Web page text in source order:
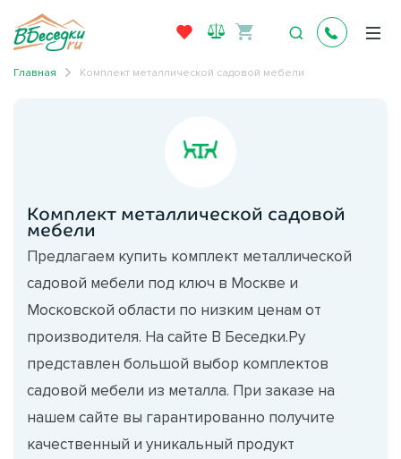
Главная Комплект металлической садовой мебели
Комплект металлической садовой
мебели
Предлагаем купить комплект металлической
садовой мебели под ключ в Москве и
Московской области по низким ценам от
производителя. На сайте В Беседки.Ру
представлен большой выбор комплектов
садовой мебели из металла. При заказе на
нашем сайте вы гарантированно получите
качественный и уникальный продукт